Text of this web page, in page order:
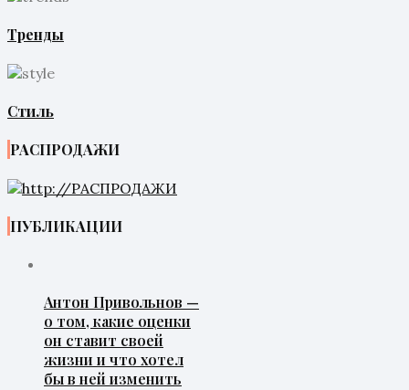
Тренды
Стиль
РАСПРОДАЖИ
ПУБЛИКАЦИИ
Антон Привольнов —
о том, какие оценки
он ставит своей
жизни и что хотел
бы в ней изменить